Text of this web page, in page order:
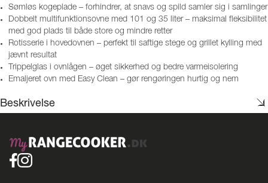
Sømløs kogeplade – forhindrer, at snavs og spild samler sig i samlinger
Dobbelt multifunktionsovne med 101 og 35 liter – maksimal fleksibilitet
med god plads til både store og mindre retter
Rotisserie i hovedovnen – perfekt til saftige stege og grillet kylling med
jævnt resultat
Trippelglas i ovnlågen – øget sikkerhed og bedre varmeisolering
Emaljeret ovn med Easy Clean – gør rengøringen hurtig og nem
Beskrivelse